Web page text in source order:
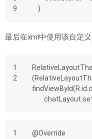
9
    }
最后在xml中使用该自定
1
2
1
@Override